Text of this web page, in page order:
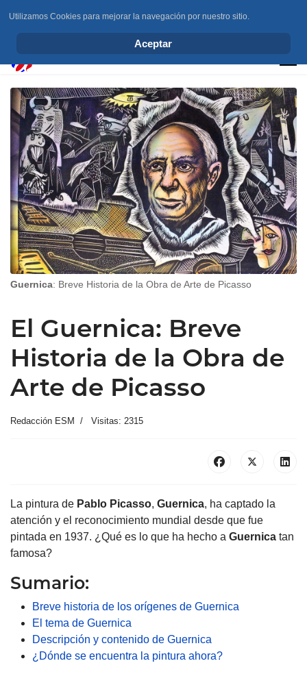
Guernica: Breve Historia de la Obra de Arte de Picasso
El Guernica: Breve
Historia de la Obra de
Arte de Picasso
Redacción ESM Visitas: 2315
La pintura de Pablo Picasso, Guernica, ha captado la
atención y el reconocimiento mundial desde que fue
pintada en 1937. ¿Qué es lo que ha hecho a Guernica tan
famosa?
Sumario:
Breve historia de los orígenes de Guernica
El tema de Guernica
Descripción y contenido de Guernica
¿Dónde se encuentra la pintura ahora?
Utilizamos Cookies para mejorar la navegación por nuestro sitio.
Aceptar